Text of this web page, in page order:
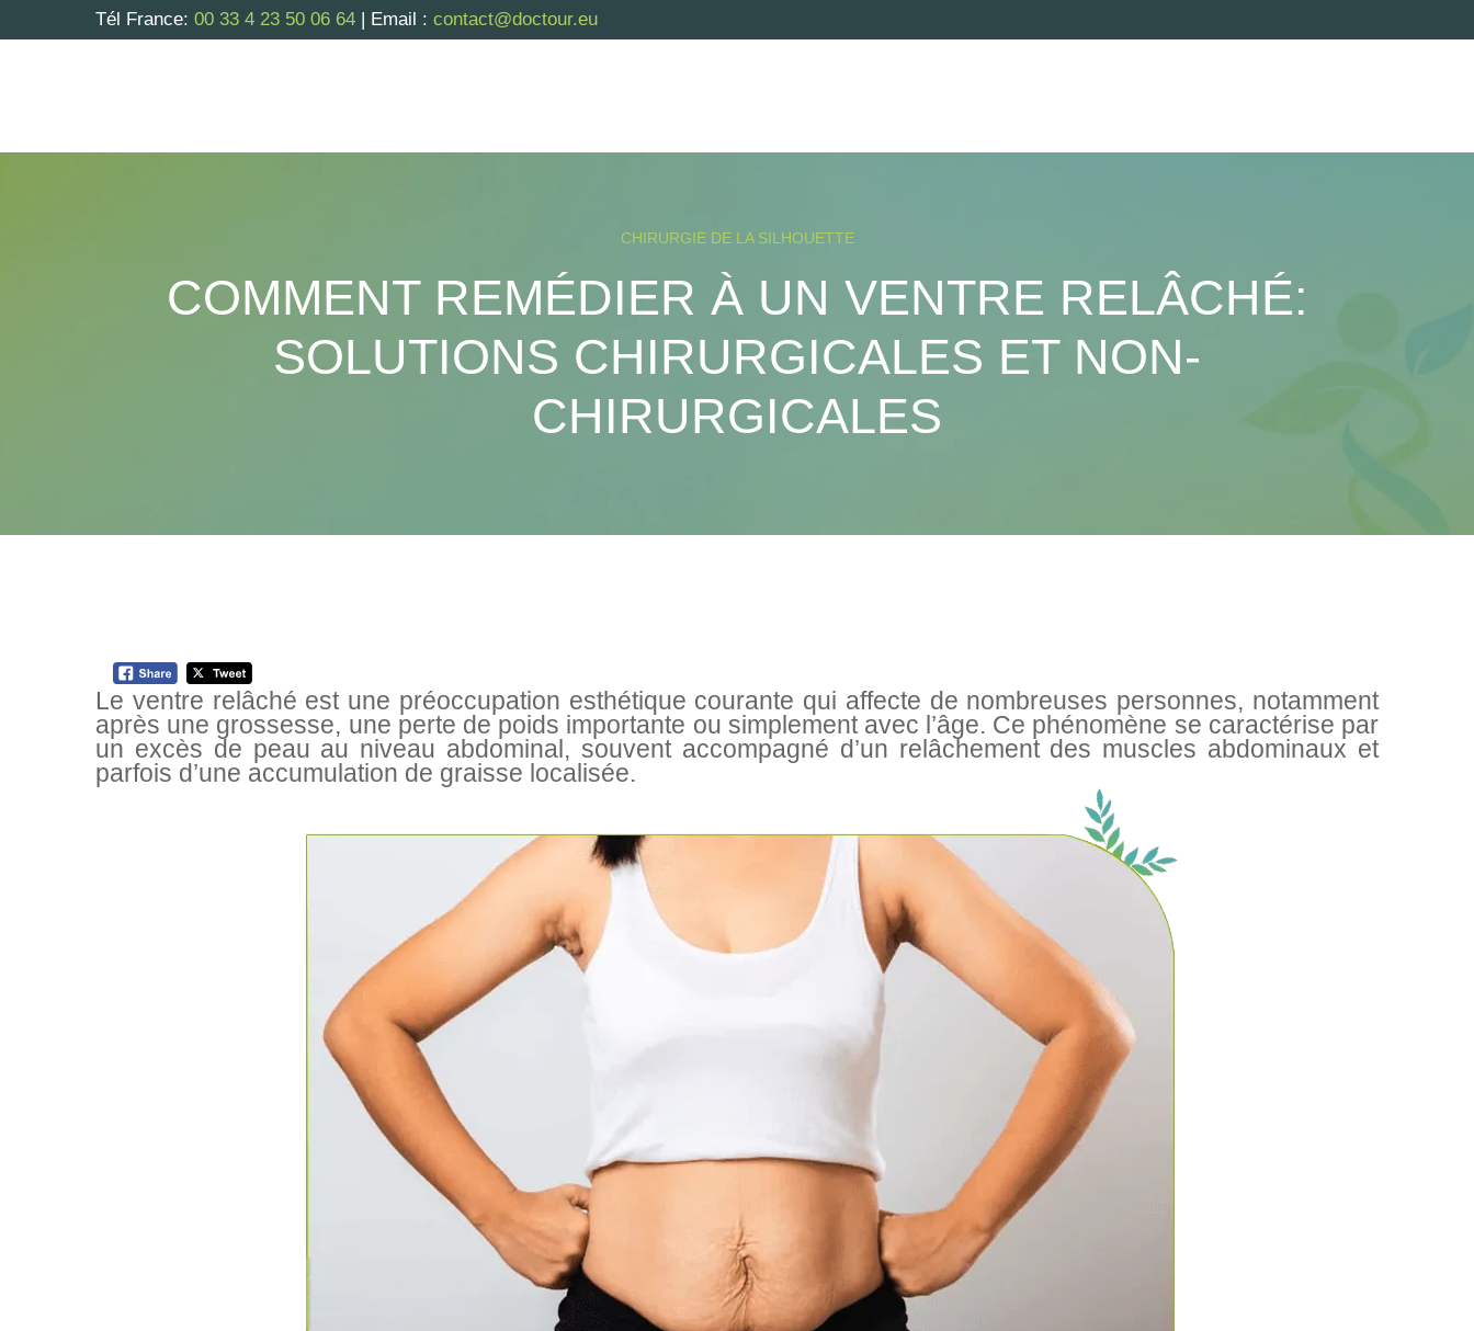
Tél France: 00 33 4 23 50 06 64 | Email : contact@doctour.eu
CHIRURGIE DE LA SILHOUETTE
COMMENT REMÉDIER À UN VENTRE RELÂCHÉ:
SOLUTIONS CHIRURGICALES ET NON-
CHIRURGICALES
Le ventre relâché est une préoccupation esthétique courante qui affecte de nombreuses personnes, notamment
après une grossesse, une perte de poids importante ou simplement avec l’âge. Ce phénomène se caractérise par
un excès de peau au niveau abdominal, souvent accompagné d’un relâchement des muscles abdominaux et
parfois d’une accumulation de graisse localisée.